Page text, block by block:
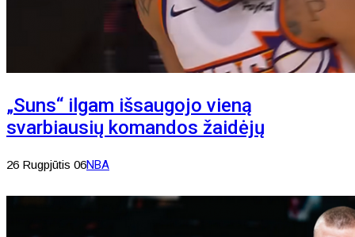
„Suns“ ilgam išsaugojo vieną
svarbiausių komandos žaidėjų
26 Rugpjūtis 06NBA